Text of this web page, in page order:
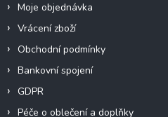
Moje objednávka
Vrácení zboží
Obchodní podmínky
Bankovní spojení
GDPR
Péče o oblečení a doplňky